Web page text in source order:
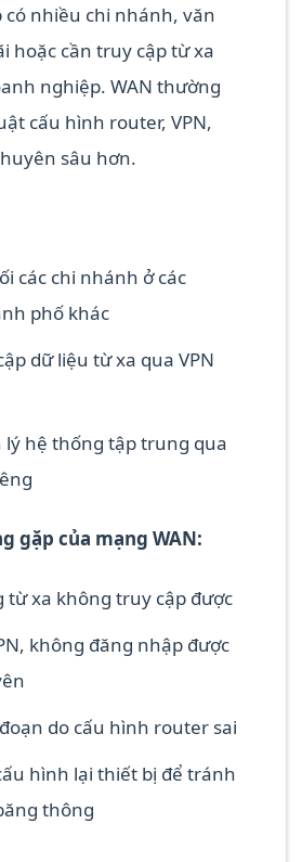
nhiều chi nhánh, văn
hoặc cần truy cập từ xa
nghiệp. WAN thường
cấu hình router, VPN,
sâu hơn.
các chi nhánh ở các
phố khác
dữ liệu từ xa qua VPN
hệ thống tập trung qua
gặp của mạng WAN:
từ xa không truy cập được
không đăng nhập được
do cấu hình router sai
hình lại thiết bị để tránh
thông